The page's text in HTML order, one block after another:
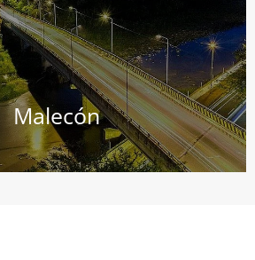
Malecón
conocido simplemente como El
zona verde ubicada en la ciudad
en la Avenida Los Libertadores, a
del Río Pamplonita.